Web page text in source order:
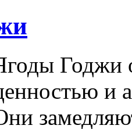
Годжи
и